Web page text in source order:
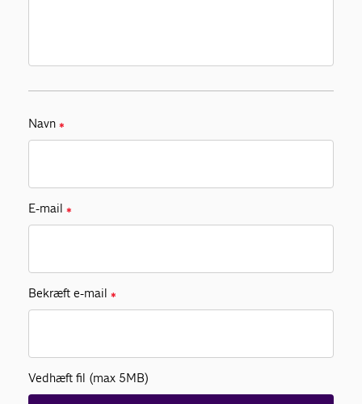
Navn ✱
E-mail ✱
Bekræft e-mail ✱
Vedhæft fil (max 5MB)